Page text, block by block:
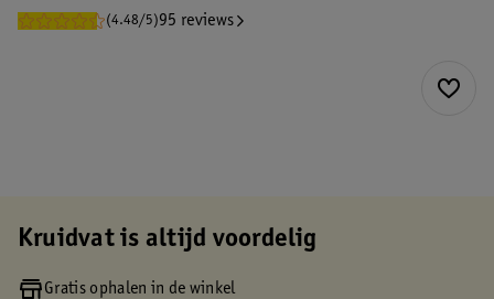
(4.48/5)95 reviews
Kruidvat is altijd voordelig
Gratis ophalen in de winkel